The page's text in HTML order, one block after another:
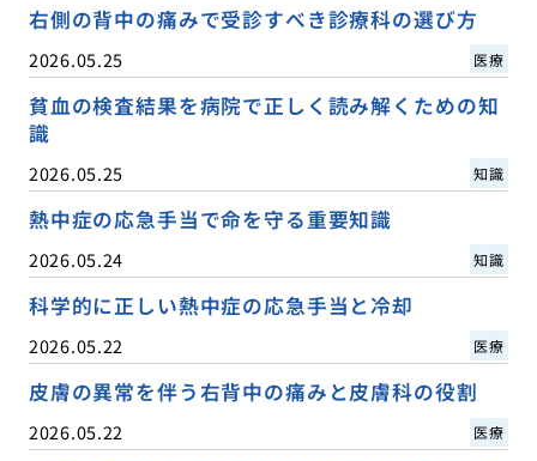
右側の背中の痛みで受診すべき診療科の選び方
2026.05.25 医療
貧血の検査結果を病院で正しく読み解くための知
識
2026.05.25 知識
熱中症の応急手当で命を守る重要知識
2026.05.24 知識
科学的に正しい熱中症の応急手当と冷却
2026.05.22 医療
皮膚の異常を伴う右背中の痛みと皮膚科の役割
2026.05.22 医療